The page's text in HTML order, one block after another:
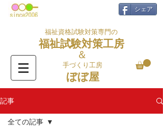
シェア
福祉資格試験対策専門の
福祉試験対策工房
＆
手づくり工房
ぼぼ屋
記事
全ての記事